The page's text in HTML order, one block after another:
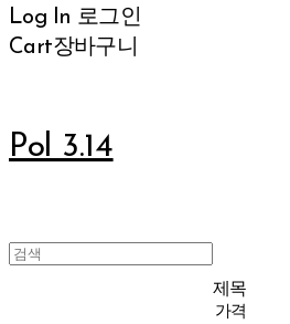
Log In 로그인
Cart장바구니
Pol 3.14
제목
가격